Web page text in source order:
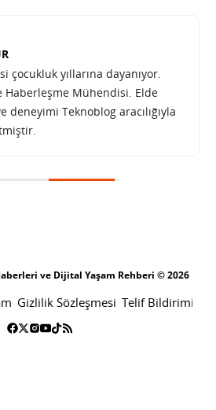
çocukluk yıllarına dayanıyor.
Haberleşme Mühendisi. Elde
Teknoblog aracılığıyla
30 yılın
2024 12:00